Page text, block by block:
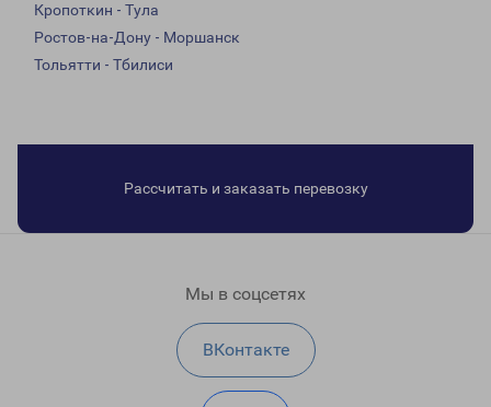
Кропоткин - Тула
Ростов-на-Дону - Моршанск
Тольятти - Тбилиси
Рассчитать и заказать перевозку
Мы в соцсетях
ВКонтакте